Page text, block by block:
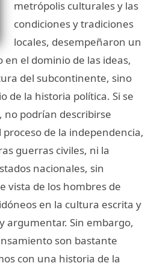
metrópolis culturales y las
condiciones y tradiciones
locales, desempeñaron un
en el dominio de las ideas,
del subcontinente, sino
de la historia política. Si se
no podrían describirse
de la independencia,
guerras civiles, ni la
nacionales, sin
vista de los hombres de
en la cultura escrita y
argumentar. Sin embargo,
son bastante
con una historia de la